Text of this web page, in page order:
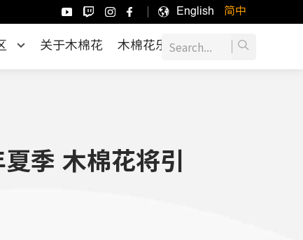
English 简中
关于木棉花 木棉花乐园
季 木棉花将引